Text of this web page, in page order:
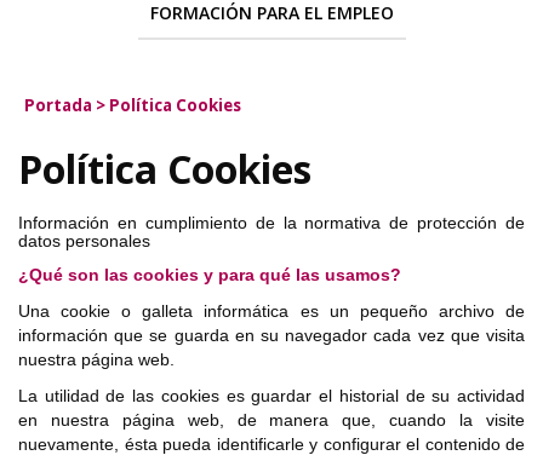
FORMACIÓN PARA EL EMPLEO
Portada > Política Cookies
Política Cookies
Información en cumplimiento de la normativa de protección de
datos personales
¿Qué son las cookies y para qué las usamos?
Una cookie o galleta informática es un pequeño archivo de
información que se guarda en su navegador cada vez que visita
nuestra página web.
La utilidad de las cookies es guardar el historial de su actividad
en nuestra página web, de manera que, cuando la visite
nuevamente, ésta pueda identificarle y configurar el contenido de